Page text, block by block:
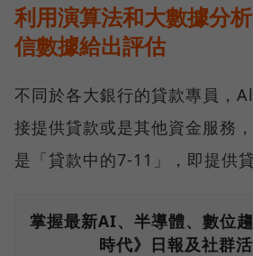
利用演算法和大數據分
信數據給出評估
不同於各大銀行的貸款專員，
接提供貸款或是其他資金服務
是「貸款中的7-11」，即提供
掌握最新AI、半導體、數位
時代》日報及社群